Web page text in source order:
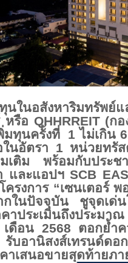
นในอสังหาริมทรัพย์แ
รือ QHHRREIT (ก
มทุนครั้งที่ 1 ไม่เกิน
ในอัตรา 1 หน่วยทรั
มเติม พร้อมกับประช
และแอปฯ SCB
ครงการ “เซนเตอร์
ในปัจจุบัน ชูจุดเด่น
คาประเมินถึงประมา
ดือน 2568 ตอกย้ำค
บอานิสงส์เทรนด์ดอ
าเสนอขายสุดท้ายภ